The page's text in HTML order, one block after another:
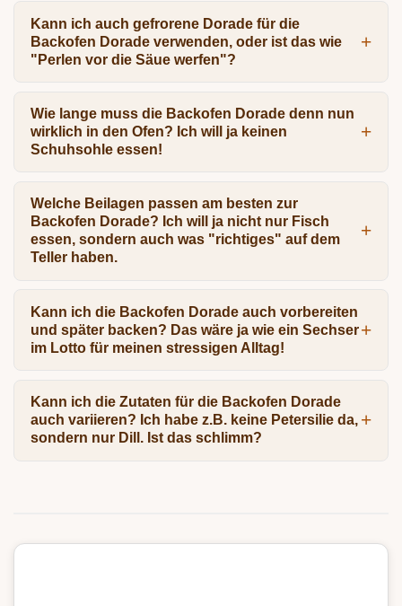
Kann ich auch gefrorene Dorade für die
Backofen Dorade verwenden, oder ist das wie
"Perlen vor die Säue werfen"?
Wie lange muss die Backofen Dorade denn nun
wirklich in den Ofen? Ich will ja keinen
Schuhsohle essen!
Welche Beilagen passen am besten zur
Backofen Dorade? Ich will ja nicht nur Fisch
essen, sondern auch was "richtiges" auf dem
Teller haben.
Kann ich die Backofen Dorade auch vorbereiten
und später backen? Das wäre ja wie ein Sechser
im Lotto für meinen stressigen Alltag!
Kann ich die Zutaten für die Backofen Dorade
auch variieren? Ich habe z.B. keine Petersilie da,
sondern nur Dill. Ist das schlimm?